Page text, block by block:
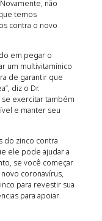
não
temos
contra o novo
em pegar o
um multivitamínico
de garantir que
diz o Dr.
exercitar também
e manter seu
do zinco contra
ele pode ajudar a
se você começar
coronavírus,
para revestir sua
para apoiar